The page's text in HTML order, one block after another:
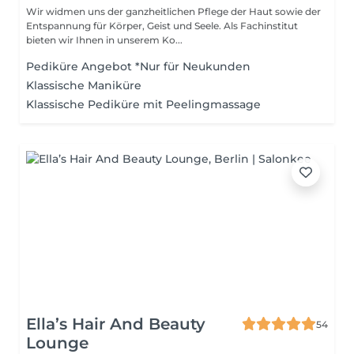
Wir widmen uns der ganzheitlichen Pflege der Haut sowie der
Entspannung für Körper, Geist und Seele. Als Fachinstitut
bieten wir Ihnen in unserem Ko...
Pediküre Angebot *Nur für Neukunden
Klassische Maniküre
Klassische Pediküre mit Peelingmassage
Ella’s Hair And Beauty
Lounge
54